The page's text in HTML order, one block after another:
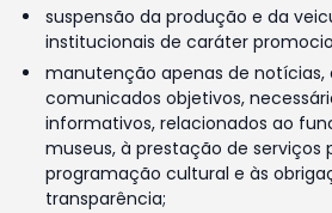
suspensão da produção e da
institucionais de caráter
manutenção apenas de notícias,
comunicados objetivos,
informativos, relacionados ao
museus, à prestação de serviços
programação cultural e às
transparência;